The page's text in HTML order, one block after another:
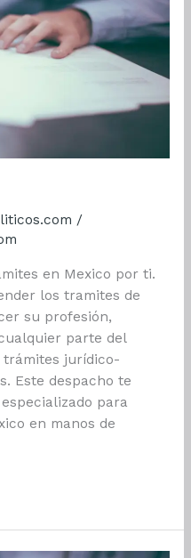
/
en Mexico por ti.
los tramites de
su profesión,
parte del
trámites jurídico-
Este despacho te
para
en manos de